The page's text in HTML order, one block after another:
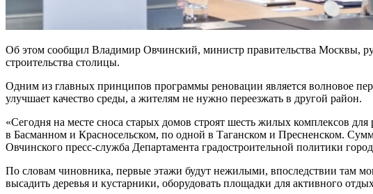
Об этом сообщил Владимир Овчинский, министр правительства Москвы,
строительства столицы.
Одним из главных принципов программы реновации является волновое
улучшает качество среды, а жителям не нужно переезжать в другой район.
«Сегодня на месте сноса старых домов строят шесть жилых комплексов
в Басманном и Красносельском, по одной в Таганском и Пресненском.
Овчинского пресс-служба Департамента градостроительной политики
По словам чиновника, первые этажи будут нежилыми, впоследствии там
высадить деревья и кустарники, оборудовать площадки для активного